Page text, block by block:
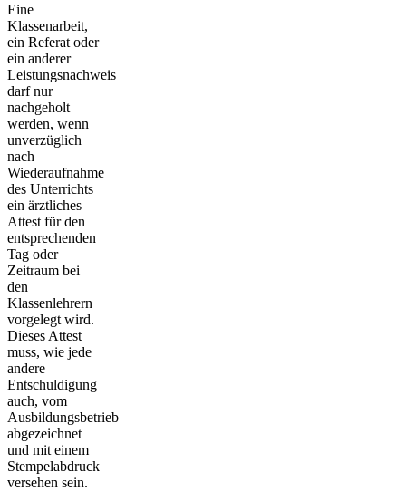
Eine
Klassenarbeit,
ein Referat oder
ein anderer
Leistungsnachweis
darf nur
nachgeholt
werden, wenn
unverzüglich
nach
Wiederaufnahme
des Unterrichts
ein ärztliches
Attest für den
entsprechenden
Tag oder
Zeitraum bei
den
Klassenlehrern
vorgelegt wird.
Dieses Attest
muss, wie jede
andere
Entschuldigung
auch, vom
Ausbildungsbetrieb
abgezeichnet
und mit einem
Stempelabdruck
versehen sein.